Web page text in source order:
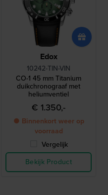
Edox
10242-TIN-VIN
CO-1 45 mm Titanium
duikchronograaf met
heliumventiel
€ 1.350,-
● Binnenkort weer op
voorraad
Vergelijk
Bekijk Product